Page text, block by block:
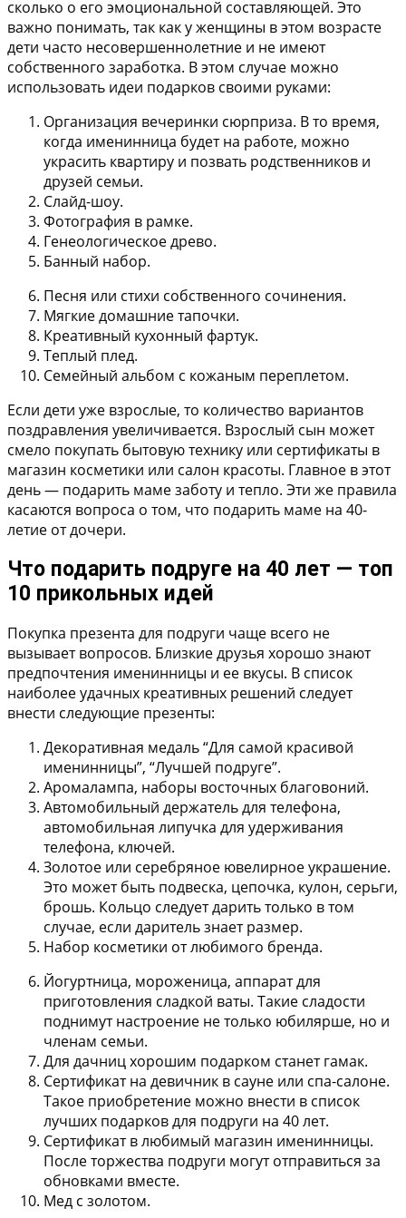
сколько о его эмоциональной составляющей. Это
важно понимать, так как у женщины в этом возрасте
дети часто несовершеннолетние и не имеют
собственного заработка. В этом случае можно
использовать идеи подарков своими руками:
Организация вечеринки сюрприза. В то время,
когда именинница будет на работе, можно
украсить квартиру и позвать родственников и
друзей семьи.
Слайд-шоу.
Фотография в рамке.
Генеологическое древо.
Банный набор.
Песня или стихи собственного сочинения.
Мягкие домашние тапочки.
Креативный кухонный фартук.
Теплый плед.
Семейный альбом с кожаным переплетом.
Если дети уже взрослые, то количество вариантов
поздравления увеличивается. Взрослый сын может
смело покупать бытовую технику или сертификаты в
магазин косметики или салон красоты. Главное в этот
день — подарить маме заботу и тепло. Эти же правила
касаются вопроса о том, что подарить маме на 40-
летие от дочери.
Что подарить подруге на 40 лет — топ
10 прикольных идей
Покупка презента для подруги чаще всего не
вызывает вопросов. Близкие друзья хорошо знают
предпочтения именинницы и ее вкусы. В список
наиболее удачных креативных решений следует
внести следующие презенты:
Декоративная медаль “Для самой красивой
именинницы”, “Лучшей подруге”.
Аромалампа, наборы восточных благовоний.
Автомобильный держатель для телефона,
автомобильная липучка для удерживания
телефона, ключей.
Золотое или серебряное ювелирное украшение.
Это может быть подвеска, цепочка, кулон, серьги,
брошь. Кольцо следует дарить только в том
случае, если даритель знает размер.
Набор косметики от любимого бренда.
Йогуртница, мороженица, аппарат для
приготовления сладкой ваты. Такие сладости
поднимут настроение не только юбилярше, но и
членам семьи.
Для дачниц хорошим подарком станет гамак.
Сертификат на девичник в сауне или спа-салоне.
Такое приобретение можно внести в список
лучших подарков для подруги на 40 лет.
Сертификат в любимый магазин именинницы.
После торжества подруги могут отправиться за
обновками вместе.
Мед с золотом.